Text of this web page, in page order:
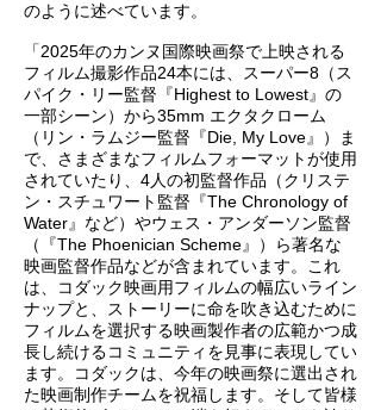
のように述べています。
「2025年のカンヌ国際映画祭で上映される
フィルム撮影作品24本には、スーパー8（ス
パイク・リー監督『Highest to Lowest』の
一部シーン）から35mm エクタクローム
（リン・ラムジー監督『Die, My Love』）ま
で、さまざまなフィルムフォーマットが使用
されていたり、4人の初監督作品（クリステ
ン・スチュワート監督『The Chronology of
Water』など）やウェス・アンダーソン監督
（『The Phoenician Scheme』）ら著名な
映画監督作品などが含まれています。これ
は、コダック映画用フィルムの幅広いライン
ナップと、ストーリーに命を吹き込むために
フィルムを選択する映画製作者の広範かつ成
長し続けるコミュニティを見事に表現してい
ます。コダックは、今年の映画祭に選出され
た映画制作チームを祝福します。そして皆様